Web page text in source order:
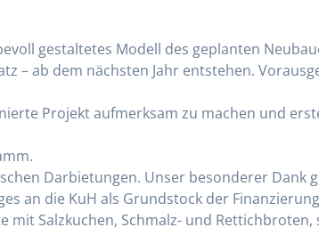
gestaltetes Modell des geplanten
– ab dem nächsten Jahr entstehen.
Projekt aufmerksam zu machen und
Darbietungen. Unser besonderer Dank
an die KuH als Grundstock der
mit Salzkuchen, Schmalz- und Rettichbroten,